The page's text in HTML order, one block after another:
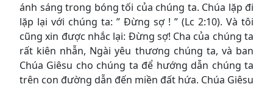
ánh sáng trong bóng tối của chúng ta. Chúa lặp đi
lặp lại với chúng ta: ” Đừng sợ ! ” (Lc 2:10). Và tôi
cũng xin được nhắc lại: Đừng sợ! Cha của chúng ta
rất kiên nhẫn, Ngài yêu thương chúng ta, và ban
Chúa Giêsu cho chúng ta để hướng dẫn chúng ta
trên con đường dẫn đến miền đất hứa. Chúa Giêsu